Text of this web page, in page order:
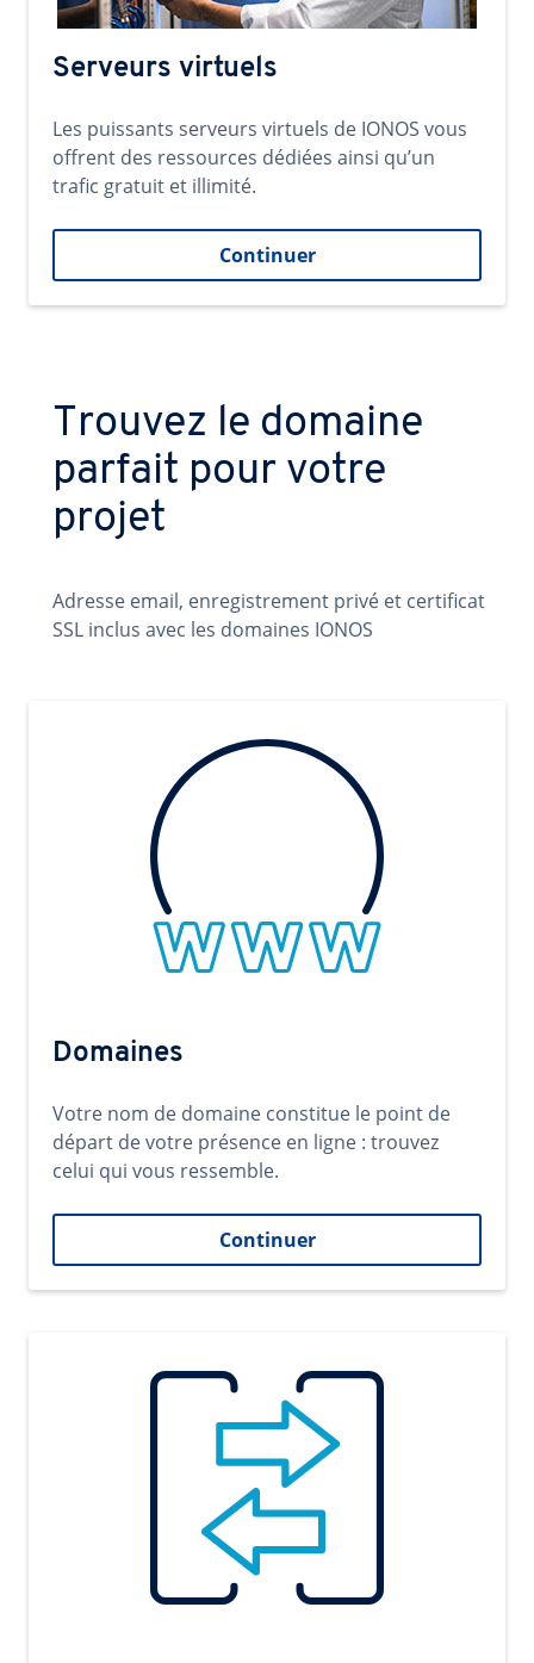
Serveurs virtuels
Les puissants serveurs virtuels de IONOS vous
offrent des ressources dédiées ainsi qu’un
trafic gratuit et illimité.
Continuer
Trouvez le domaine
parfait pour votre
projet
Adresse email, enregistrement privé et certificat
SSL inclus avec les domaines IONOS
Domaines
Votre nom de domaine constitue le point de
départ de votre présence en ligne : trouvez
celui qui vous ressemble.
Continuer